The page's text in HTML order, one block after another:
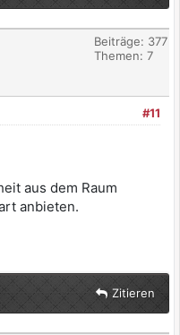
Beiträge: 377
Themen: 7
#11
aus dem Raum
anbieten.
Zitieren